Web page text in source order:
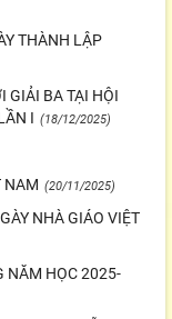
THÀNH LẬP
GIẢI BA TẠI HỘI
I (18/12/2025)
NAM (20/11/2025)
NHÀ GIÁO VIỆT
NĂM HỌC 2025-